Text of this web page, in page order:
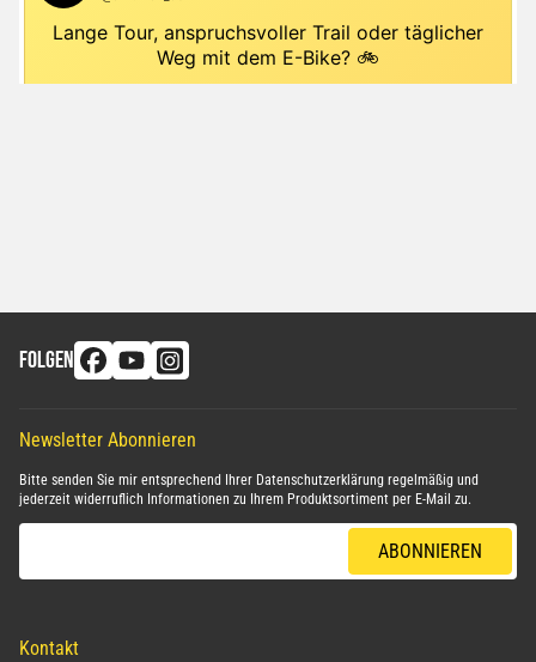
FOLGEN
Newsletter Abonnieren
Bitte senden Sie mir entsprechend Ihrer Datenschutzerklärung regelmäßig und
jederzeit widerruflich Informationen zu Ihrem Produktsortiment per E-Mail zu.
ABONNIEREN
Kontakt